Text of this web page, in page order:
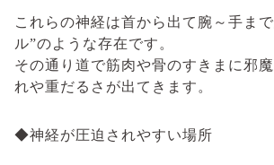
これらの神経は首から出て腕～手ま
ル”のような存在です。
その通り道で筋肉や骨のすきまに邪
れや重だるさが出てきます。
◆神経が圧迫されやすい場所